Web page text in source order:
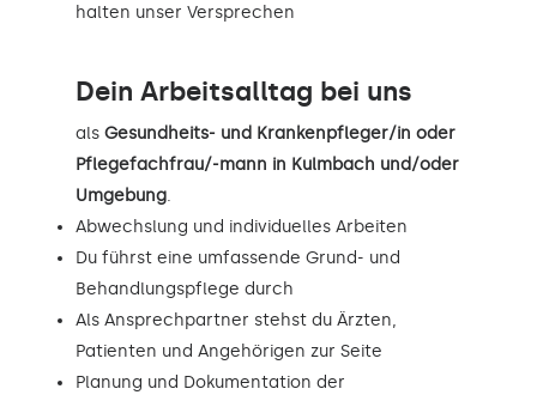
halten unser Versprechen
Dein Arbeitsalltag bei uns
als Gesundheits- und Krankenpfleger/in oder
Pflegefachfrau/-mann in Kulmbach und/oder
Umgebung.
Abwechslung und individuelles Arbeiten
Du führst eine umfassende Grund- und
Behandlungspflege durch
Als Ansprechpartner stehst du Ärzten,
Patienten und Angehörigen zur Seite
Planung und Dokumentation der